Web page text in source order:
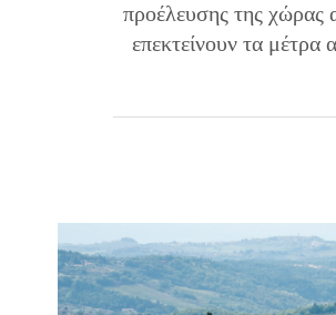
προέλευσης της χώρας
επεκτείνουν τα